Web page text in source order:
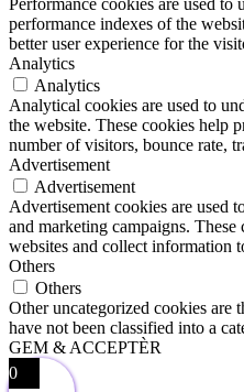
Performance cookies are used to
performance indexes of the
better user experience for the
Analytics
Analytics
Analytical cookies are used to
the website. These cookies help
number of visitors, bounce rate,
Advertisement
Advertisement
Advertisement cookies are used
and marketing campaigns.
websites and collect information
Others
Others
Other uncategorized cookies are
have not been classified into a
GEM & ACCEPTÈR
0